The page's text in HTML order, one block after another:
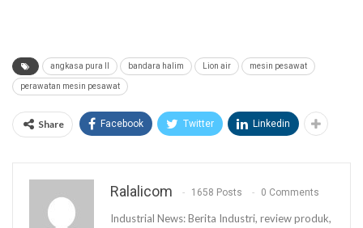
angkasa pura II bandara halim Lion air mesin pesawat
perawatan mesin pesawat
Share Facebook Twitter Linkedin
Ralalicom 1658 Posts 0 Comments
Industrial News: Berita Industri, review produk,